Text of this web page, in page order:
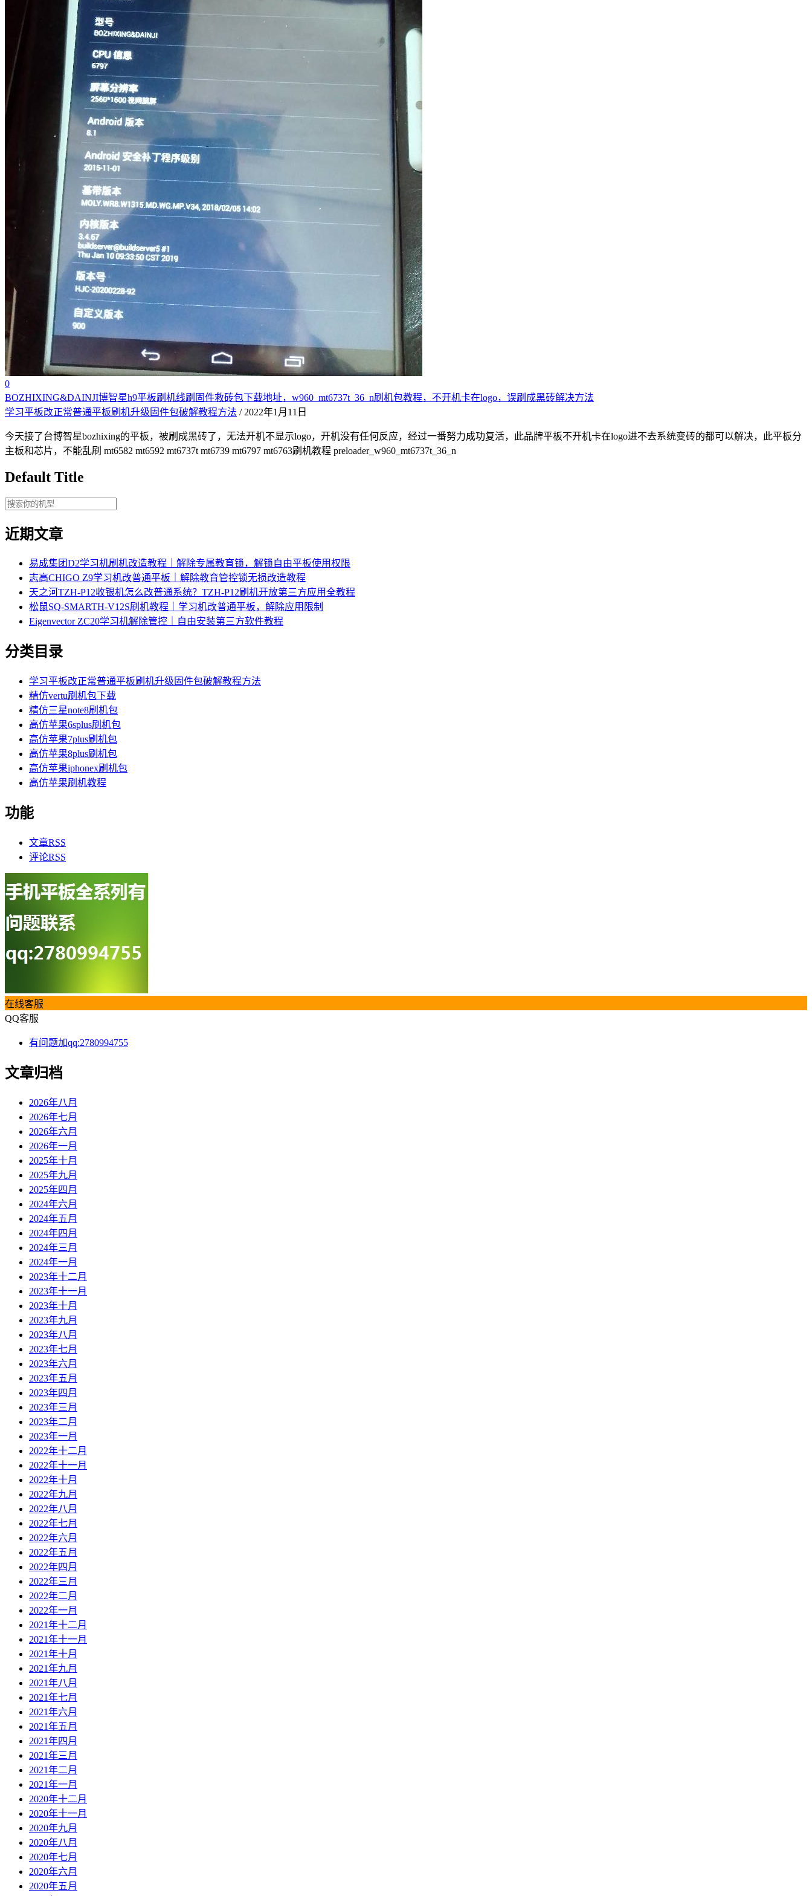
0
BOZHIXING&DAINJI博智星h9平板刷机线刷固件救砖包下载地址，w960_mt6737t_36_n刷机包教程，不开机卡在logo，误刷成黑砖解决方法
学习平板改正常普通平板刷机升级固件包破解教程方法 / 2022年1月11日
今天接了台博智星bozhixing的平板，被刷成黑砖了，无法开机不显示logo，开机没有任何反应，经过一番努力成功复活，此品牌平板不开机卡在logo进不去系统变砖的都可以解决，此平板分
主板和芯片，不能乱刷 mt6582 mt6592 mt6737t mt6739 mt6797 mt6763刷机教程 preloader_w960_mt6737t_36_n
Default Title
近期文章
易成集团D2学习机刷机改造教程｜解除专属教育锁，解锁自由平板使用权限
志高CHIGO Z9学习机改普通平板｜解除教育管控锁无损改造教程
天之河TZH-P12收银机怎么改普通系统？TZH-P12刷机开放第三方应用全教程
松鼠SQ-SMARTH-V12S刷机教程｜学习机改普通平板，解除应用限制
Eigenvector ZC20学习机解除管控｜自由安装第三方软件教程
分类目录
学习平板改正常普通平板刷机升级固件包破解教程方法
精仿vertu刷机包下载
精仿三星note8刷机包
高仿苹果6splus刷机包
高仿苹果7plus刷机包
高仿苹果8plus刷机包
高仿苹果iphonex刷机包
高仿苹果刷机教程
功能
文章RSS
评论RSS
在线客服
QQ客服
有问题加qq:2780994755
文章归档
2026年八月
2026年七月
2026年六月
2026年一月
2025年十月
2025年九月
2025年四月
2024年六月
2024年五月
2024年四月
2024年三月
2024年一月
2023年十二月
2023年十一月
2023年十月
2023年九月
2023年八月
2023年七月
2023年六月
2023年五月
2023年四月
2023年三月
2023年二月
2023年一月
2022年十二月
2022年十一月
2022年十月
2022年九月
2022年八月
2022年七月
2022年六月
2022年五月
2022年四月
2022年三月
2022年二月
2022年一月
2021年十二月
2021年十一月
2021年十月
2021年九月
2021年八月
2021年七月
2021年六月
2021年五月
2021年四月
2021年三月
2021年二月
2021年一月
2020年十二月
2020年十一月
2020年九月
2020年八月
2020年七月
2020年六月
2020年五月